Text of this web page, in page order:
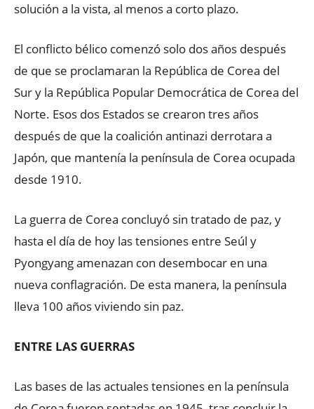
solución a la vista, al menos a corto plazo.
El conflicto bélico comenzó solo dos años después
de que se proclamaran la República de Corea del
Sur y la República Popular Democrática de Corea del
Norte. Esos dos Estados se crearon tres años
después de que la coalición antinazi derrotara a
Japón, que mantenía la península de Corea ocupada
desde 1910.
La guerra de Corea concluyó sin tratado de paz, y
hasta el día de hoy las tensiones entre Seúl y
Pyongyang amenazan con desembocar en una
nueva conflagración. De esta manera, la península
lleva 100 años viviendo sin paz.
ENTRE LAS GUERRAS
Las bases de las actuales tensiones en la península